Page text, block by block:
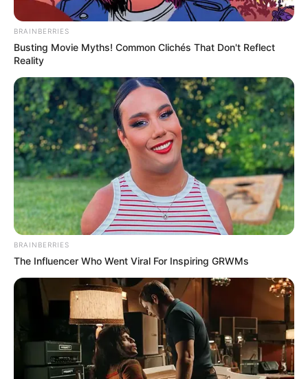
Cuerpo de bomberos
Los incendios forestales podrían incrementarse en la
ciudad debido a las altas temperaturas. Los organismos
de socorro entregan recomendaciones a ciudadanos para
prevenir emergencias.
Por:Heiner David Escobar Sánchez
Mayo 19, 2026
COMPARTIR
BRAINBERRIES
Busting Movie Myths! Common Clichés That Don't Reflect
Reality
BRAINBERRIES
The Influencer Who Went Viral For Inspiring GRWMs